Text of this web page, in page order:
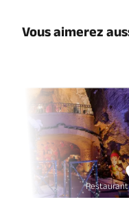
Vous aimerez